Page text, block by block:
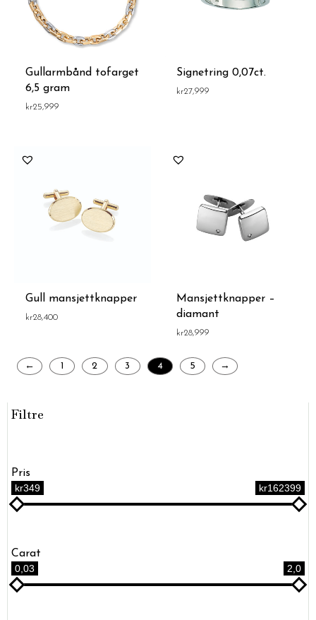
Filtre
Pris
kr349
kr162399
Carat
0,03
2,0
Gullarmbånd tofarget
6,5 gram
kr25,999
Signetring 0,07ct.
kr27,999
Gull mansjettknapper
kr28,400
Mansjettknapper –
diamant
kr28,999
← 1 2 3 4 5 →